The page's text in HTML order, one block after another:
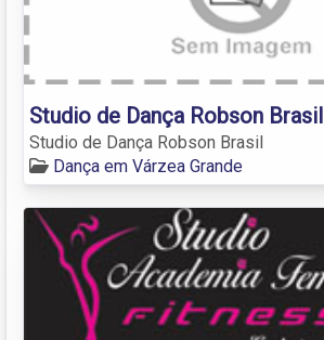
Studio de Dança Robson Brasil
Studio de Dança Robson Brasil
Dança em Várzea Grande